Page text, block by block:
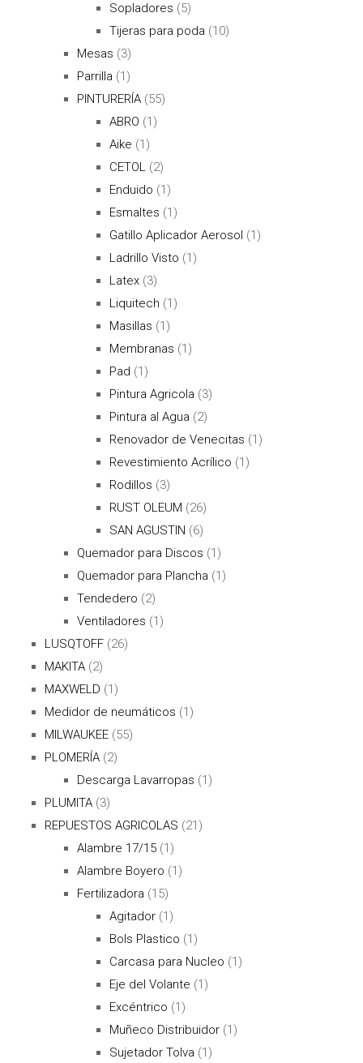
Sopladores (5)
Tijeras para poda (10)
Mesas (3)
Parrilla (1)
PINTURERÍA (55)
ABRO (1)
Aike (1)
CETOL (2)
Enduido (1)
Esmaltes (1)
Gatillo Aplicador Aerosol (1)
Ladrillo Visto (1)
Latex (3)
Liquitech (1)
Masillas (1)
Membranas (1)
Pad (1)
Pintura Agricola (3)
Pintura al Agua (2)
Renovador de Venecitas (1)
Revestimiento Acrílico (1)
Rodillos (3)
RUST OLEUM (26)
SAN AGUSTIN (6)
Quemador para Discos (1)
Quemador para Plancha (1)
Tendedero (2)
Ventiladores (1)
LUSQTOFF (26)
MAKITA (2)
MAXWELD (1)
Medidor de neumáticos (1)
MILWAUKEE (55)
PLOMERÍA (2)
Descarga Lavarropas (1)
PLUMITA (3)
REPUESTOS AGRICOLAS (21)
Alambre 17/15 (1)
Alambre Boyero (1)
Fertilizadora (15)
Agitador (1)
Bols Plastico (1)
Carcasa para Nucleo (1)
Eje del Volante (1)
Excéntrico (1)
Muñeco Distribuidor (1)
Sujetador Tolva (1)